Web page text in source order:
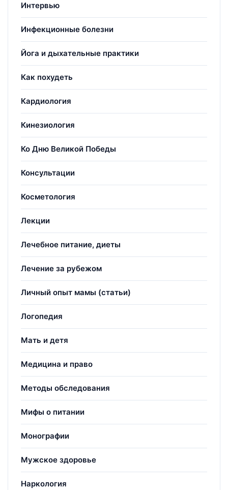
Интервью
Инфекционные болезни
Йога и дыхательные практики
Как похудеть
Кардиология
Кинезиология
Ко Дню Великой Победы
Консультации
Косметология
Лекции
Лечебное питание, диеты
Лечение за рубежом
Личный опыт мамы (статьи)
Логопедия
Мать и детя
Медицина и право
Методы обследования
Мифы о питании
Монографии
Мужское здоровье
Наркология